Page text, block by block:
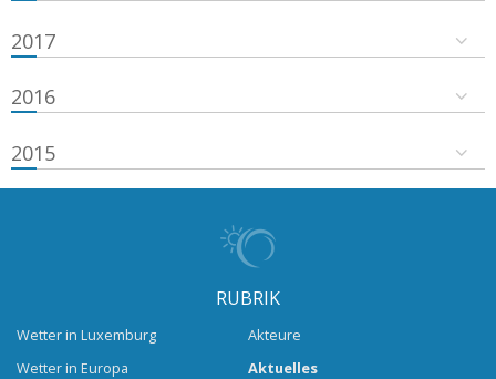
2017
2016
2015
RUBRIK
Wetter in Luxemburg
Wetter in Europa
Akteure
Aktuelles